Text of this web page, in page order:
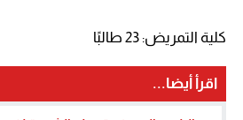
كلية التمريض: 23 طالبًا
اقرأ أيضا...